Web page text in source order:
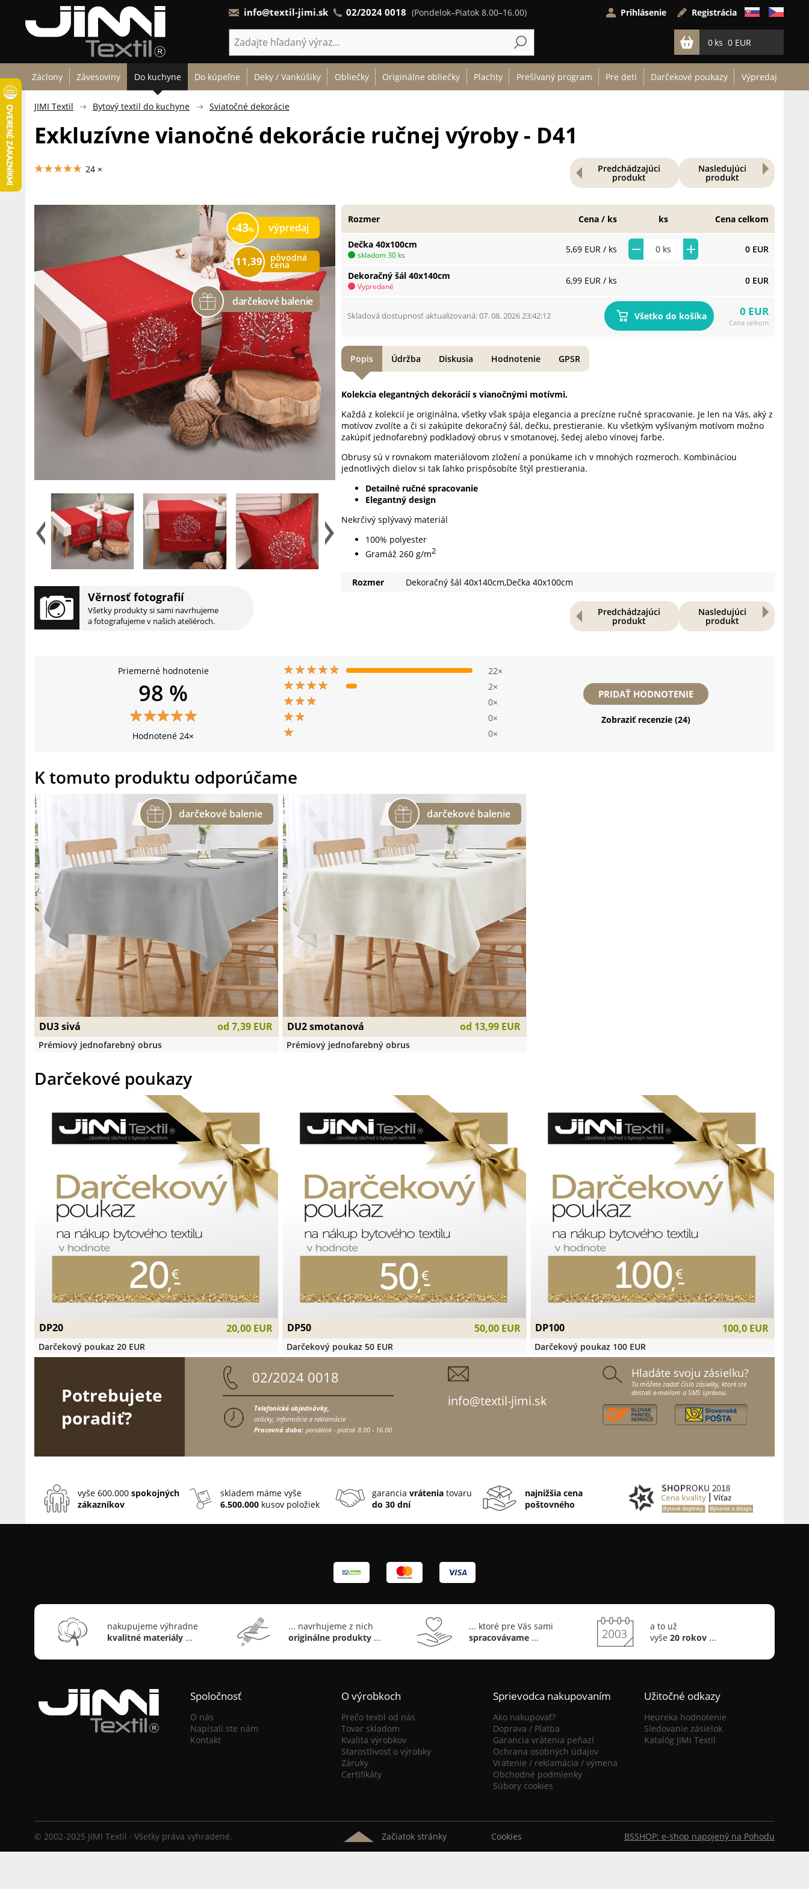
info@textil-jimi.sk 02/2024 0018 (Pondelok–Piatok 8.00–16.00) Prihlásenie Registrácia
0 0 EUR
Záclony Závesoviny Do kuchyne Do kúpeľne Deky / Vankúšiky Obliečky Originálne obliečky Plachty Prešívaný program Pre deti Darčekové poukazy Výpredaj
JIMI Textil Bytový textil do kuchyne Sviatočné dekorácie
24 × Predchádzajúci
produkt
Nasledujúci
produkt
Exkluzívne vianočné dekorácie ručnej výroby - D41
výpredaj
43
pôvodná
cena
11,39
Dečka 40x100cm 5,69 EUR / ks 0 EUR
skladom 30 ks
Dekoračný šál 40x140cm 6,99 EUR / ks 0 EUR
Vypredané
Rozmer Cena / ks ks Cena celkom
Skladová dostupnosť aktualizovaná: 07. 08. 2026 23:42:12 Všetko do košíka 0 EUR
Cena celkom
Kolekcia elegantných dekorácií s vianočnými motívmi.
Každá z kolekcií je originálna, všetky však spája elegancia a precízne ručné spracovanie. Je len na Vás, aký z
motívov zvolíte a či si zakúpite dekoračný šál, dečku, prestieranie. Ku všetkým vyšívaným motívom možno
zakúpiť jednofarebný podkladový obrus v smotanovej, šedej alebo vínovej farbe.
Obrusy sú v rovnakom materiálovom zložení a ponúkame ich v mnohých rozmeroch. Kombináciou
jednotlivých dielov si tak ľahko prispôsobíte štýl prestierania.
Detailné ručné spracovanie
Elegantný design
Nekrčivý splývavý materiál
100% polyester
Gramáž 260 g/m2
Rozmer Dekoračný šál 40x140cm,Dečka 40x100cm
Popis Údržba Diskusia Hodnotenie GPSR
Predchádzajúci
produkt
Nasledujúci
produkt
Věrnosť fotografií
Všetky produkty si sami navrhujeme
a fotografujeme v našich ateliéroch.
Priemerné hodnotenie
22×
2×
0×
0×
0×
PRIDAŤ HODNOTENIE
Zobraziť recenzie (24)
98 %
Hodnotené 24×
DU3 sivá od 7,39 EUR
Prémiový jednofarebný obrus
DU2 smotanová od 13,99 EUR
Prémiový jednofarebný obrus
K tomuto produktu odporúčame
DP20 20,00 EUR
Darčekový poukaz 20 EUR
DP50 50,00 EUR
Darčekový poukaz 50 EUR
DP100 100,0 EUR
Darčekový poukaz 100 EUR
Darčekové poukazy
Potrebujete
poradiť?
02/2024 0018
Telefonické objednávky,
otázky, informácie a reklamácie
Pracovná doba: pondelok - piatok 8.00 - 16.00
info@textil-jimi.sk
Hladáte svoju zásielku?
Tu môžete zadať číslo zásielky, ktoré ste
dostali e-mailom a SMS správou.
vyše 600.000spokojných
zákazníkov
skladem máme vyše
6.500.000kusov položiek
garanciavrátenia tovaru
do 30 dní
najnižšia cena
poštovného
Spoločnosť
O nás
Napísali ste nám
Kontakt
O výrobkoch
Prečo textil od nás
Tovar skladom
Kvalita výrobkov
Starostlivosť o výrobky
Záruky
Certifikáty
Sprievodca nakupovaním
Ako nakupovať?
Doprava / Platba
Garancia vrátenia peňazí
Ochrana osobných údajov
Vrátenie / reklamácia / výmena
Obchodné podmienky
Súbory cookies
Užitočné odkazy
Heureka hodnotenie
Sledovanie zásielok
Katalóg JIMI Textil
© 2002-2025 JIMI Textil · Všetky práva vyhradené. Začiatok stránky BSSHOP: e-shop napojený na Pohodu
Cookies
nakupujeme výhradne
kvalitné materiály ...
... navrhujeme z nich
originálne produkty...
... ktoré pre Vás sami
spracovávame ...
a to už
vyše 20 rokov...